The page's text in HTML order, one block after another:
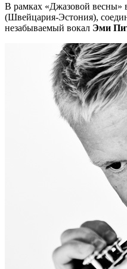
В рамках «Джазовой весны»
(Швейцария-Эстония),
незабываемый вокал Эми